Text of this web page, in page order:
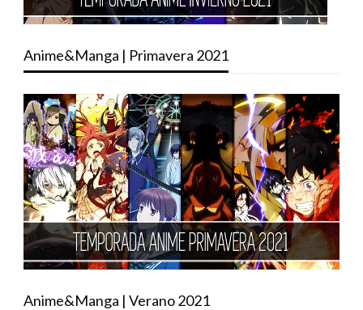
Anime&Manga | Primavera 2021
Anime&Manga | Verano 2021